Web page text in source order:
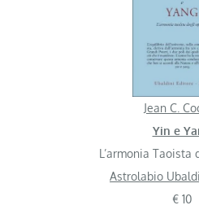
Jean C.
Yin e
L’armonia Taoista
Astrolabio
€ 10